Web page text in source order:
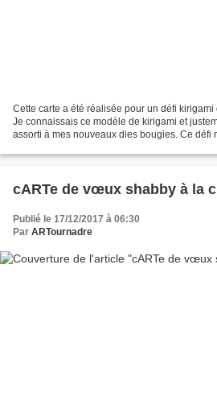
Cette carte a été réalisée pour un défi kirigami
Je connaissais ce modèle de kirigami et
assorti à mes nouveaux dies bougies. Ce défi
cARTe de vœux shabby à la
Publié le 17/12/2017 à 06:30
Par ARTournadre